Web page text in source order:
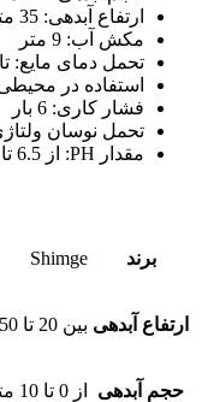
ارتفاع آبدهی: 35 متر
مکش آب: 9 متر
تحمل دمای مایع: تا 40 درجه
استفاده در محیطی با
فشار کاری: 6 بار
تحمل نوسان ولتاژی تا 10
مقدار PH: از 6.5 تا 8.5
برند Shimge
ارتفاع آبدهی بین 20 تا 50 متر
حجم آبدهی از 0 تا 10 متر مکعب